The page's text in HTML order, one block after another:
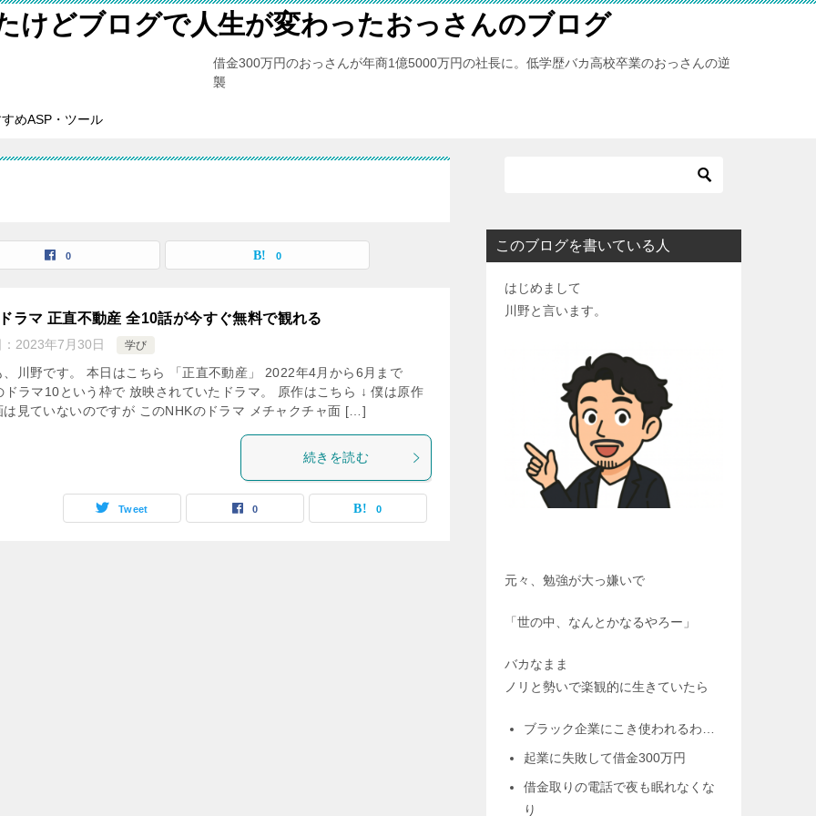
けどブログで人生が変わったおっさんのブログ
借金300万円のおっさんが年商1億5000万円の社長に。低学歴バカ高校卒業のおっさんの逆
襲
めASP・ツール
0 0
ラマ 正直不動産 全10話が今すぐ無料で観れる
2023年7月30日 学び
、川野です。 本日はこちら 「正直不動産」 2022年4月から6月まで
ドラマ10という枠で 放映されていたドラマ。 原作はこちら ↓ 僕は原作
は見ていないのですが このNHKのドラマ メチャクチャ面 […]
続きを読む
Tweet 0 0
このブログを書いている人
はじめまして
川野と言います。
元々、勉強が大っ嫌いで
「世の中、なんとかなるやろー」
バカなまま
ノリと勢いで楽観的に生きていたら
ブラック企業にこき使われるわ…
起業に失敗して借金300万円
借金取りの電話で夜も眠れなくな
り